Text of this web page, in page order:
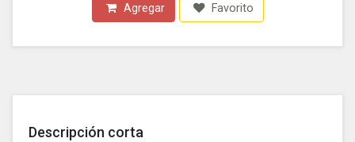
Agregar Favorito
Descripción corta